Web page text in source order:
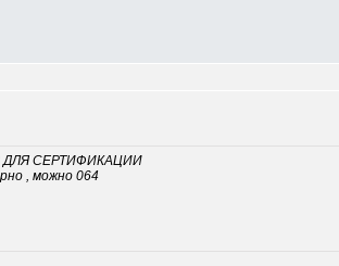
ДЛЯ СЕРТИФИКАЦИИ
, можно 064